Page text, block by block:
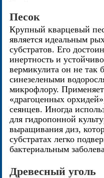
Песок
Крупный кварцевый
является идеальным
субстратов. Его
инертность и
вермикулита он не так
синезелеными
микрофлору.
«драгоценных
сеянцев. Иногда
для гидропонной
выращивания диз,
субстратах легко
бактериальным
Древесный уголь